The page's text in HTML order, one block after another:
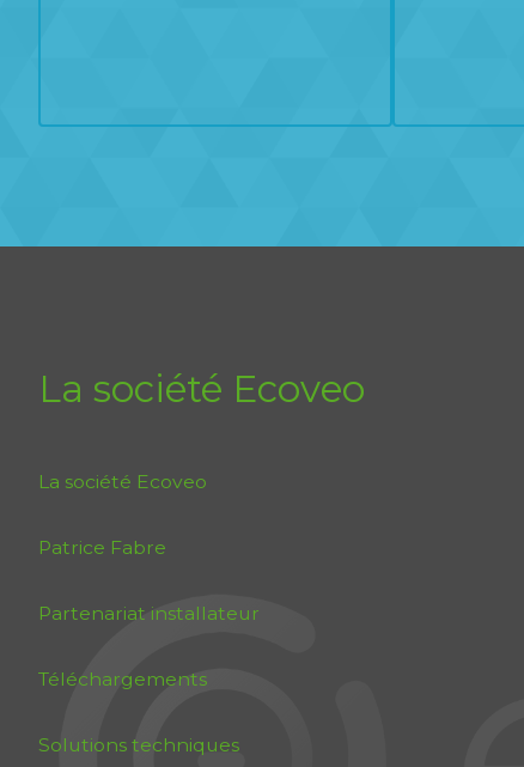
La société Ecoveo
La société Ecoveo
Patrice Fabre
Partenariat installateur
Téléchargements
Solutions techniques